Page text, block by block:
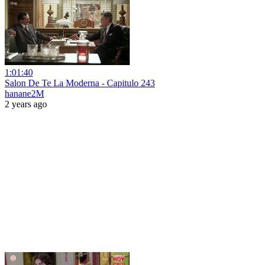
1:01:40
Salon De Te La Moderna - Capitulo 243
hanane2M
2 years ago